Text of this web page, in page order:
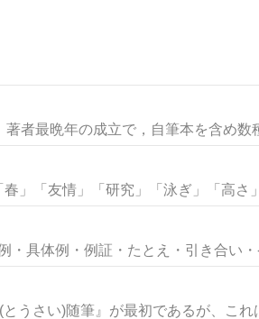
者最晩年の成立で，自筆本を含め数
」「友情」「研究」「泳ぎ」「高さ
・具体例・例証・たとえ・引き合い
うさい)随筆』が最初であるが、これ